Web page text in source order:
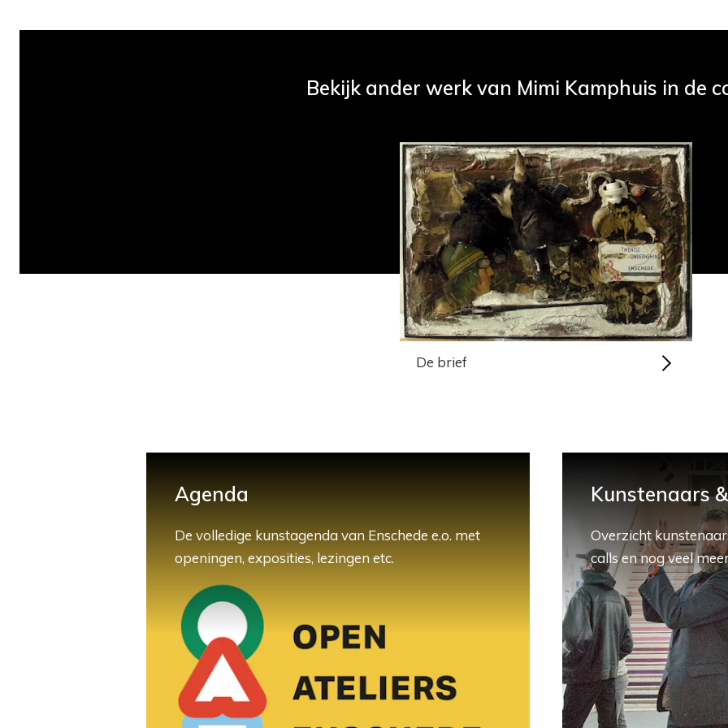
Bekijk ander werk van Mimi Kamphuis in de
De brief
Agenda
De volledige kunstagenda van Enschede e.o. met
openingen, exposities, lezingen etc.
Kunstenaars
Overzicht
calls en nog veel